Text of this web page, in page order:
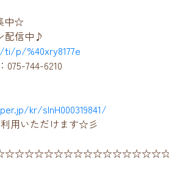
中☆
配信中♪
p/%40xry8177e
075-744-6210
kr/slnH000319841/
用いただけます☆彡